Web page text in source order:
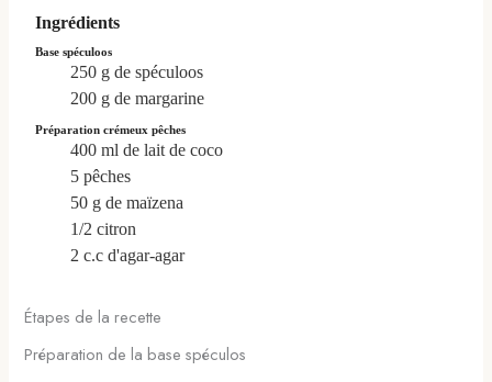
Ingrédients
Base spéculoos
250 g de spéculoos
200 g de margarine
Préparation crémeux pêches
400 ml de lait de coco
5 pêches
50 g de maïzena
1/2 citron
2 c.c d'agar-agar
Étapes de la recette
Préparation de la base spéculos